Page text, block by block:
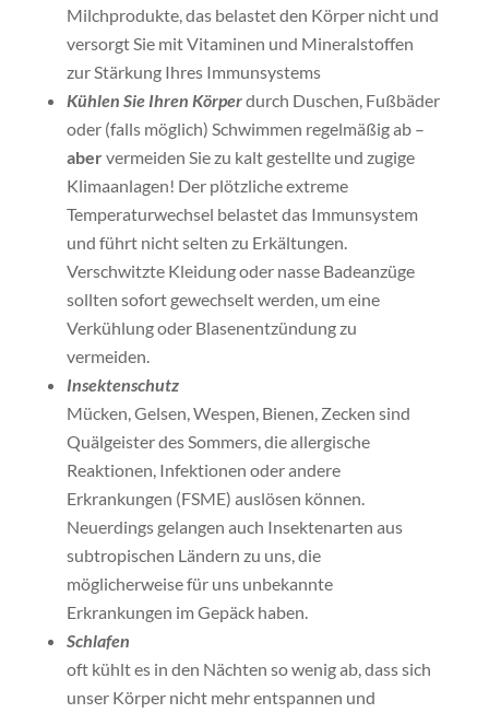
Milchprodukte, das belastet den Körper nicht und
versorgt Sie mit Vitaminen und Mineralstoffen
zur Stärkung Ihres Immunsystems
Kühlen Sie Ihren Körperdurch Duschen, Fußbäder
oder (falls möglich) Schwimmen regelmäßig ab –
abervermeiden Sie zu kalt gestellte und zugige
Klimaanlagen! Der plötzliche extreme
Temperaturwechsel belastet das Immunsystem
und führt nicht selten zu Erkältungen.
Verschwitzte Kleidung oder nasse Badeanzüge
sollten sofort gewechselt werden, um eine
Verkühlung oder Blasenentzündung zu
vermeiden.
Insektenschutz
Mücken, Gelsen, Wespen, Bienen, Zecken sind
Quälgeister des Sommers, die allergische
Reaktionen, Infektionen oder andere
Erkrankungen (FSME) auslösen können.
Neuerdings gelangen auch Insektenarten aus
subtropischen Ländern zu uns, die
möglicherweise für uns unbekannte
Erkrankungen im Gepäck haben.
Schlafen
oft kühlt es in den Nächten so wenig ab, dass sich
unser Körper nicht mehr entspannen und